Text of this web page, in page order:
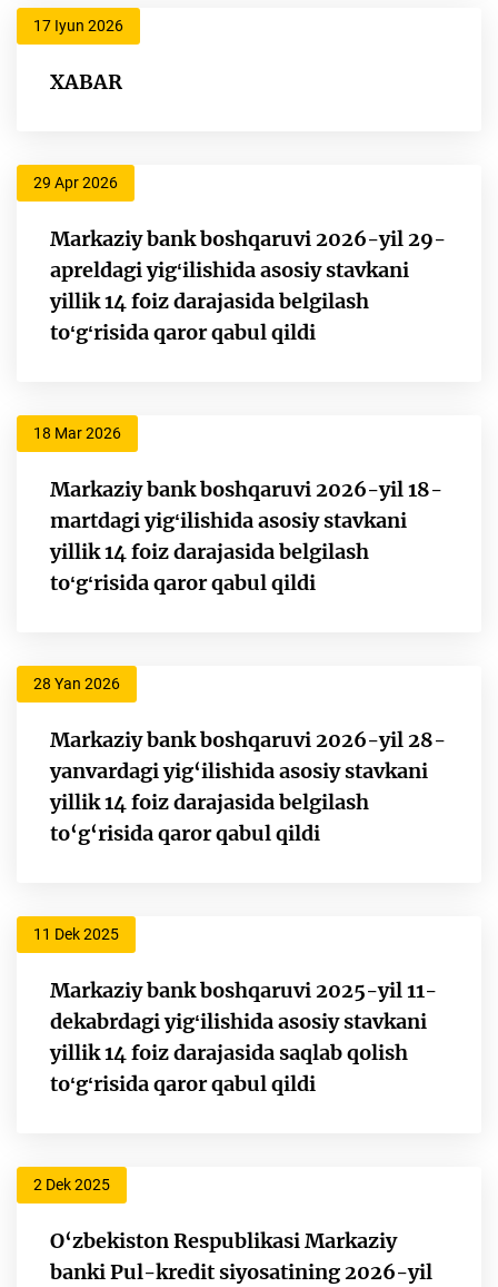
17 Iyun 2026
XABAR
29 Apr 2026
Markaziy bank boshqaruvi 2026-yil 29-
apreldagi yigʻilishida asosiy stavkani
yillik 14 foiz darajasida belgilash
toʻgʻrisida qaror qabul qildi
18 Mar 2026
Markaziy bank boshqaruvi 2026-yil 18-
martdagi yigʻilishida asosiy stavkani
yillik 14 foiz darajasida belgilash
toʻgʻrisida qaror qabul qildi
28 Yan 2026
Markaziy bank boshqaruvi 2026-yil 28-
yanvardagi yig‘ilishida asosiy stavkani
yillik 14 foiz darajasida belgilash
to‘g‘risida qaror qabul qildi
11 Dek 2025
Markaziy bank boshqaruvi 2025-yil 11-
dekabrdagi yigʻilishida asosiy stavkani
yillik 14 foiz darajasida saqlab qolish
toʻgʻrisida qaror qabul qildi
2 Dek 2025
O‘zbekiston Respublikasi Markaziy
banki Pul-kredit siyosatining 2026-yil